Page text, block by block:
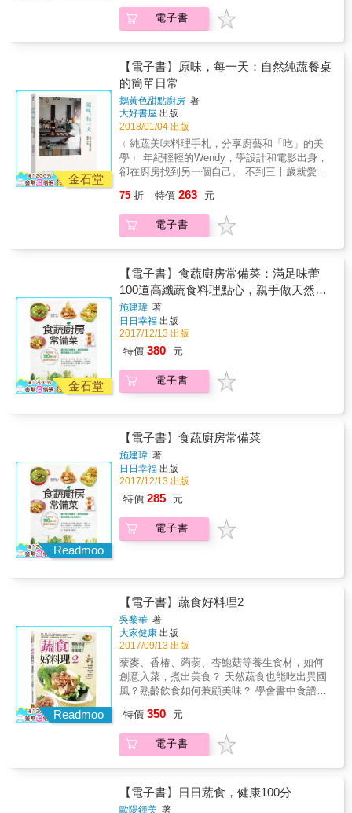
深厚或更清爽。 ．以3萬筆以上的對味關係
&mdash;&mdash;從絕對要試的「天作之合」
（只占所有風味搭配的1-2%），到高度推薦、
發展自己的食譜及廚藝。 ．優遊於全美大廚寶
貴的烹飪祕訣、思考以及私房菜。 ．認識蔬食
的健康價值，各種蔬食運動背後的精神及重要
人物的思維，理解蔬食何以成為當前潮流。 若
你或你的顧客仍對蔬食感到遲疑，本書也提供
最接近特定肉食的植物性食材或風味組合。 我
們不必完全捨棄肉食，不論是加入週一無肉日
或增加每一餐中蔬食的比例，都別讓肉食限制
主題來設計菜單，從前菜、主餐、甜點到飲
料，都必須以這款蔬果為主角，尤其是主餐，
若要搭配肉類或海鮮，也不能讓它們喧賓奪
者寫成，而是一本以「如何讓蔬果成為餐點主
角而非配角」為主旨的著作。曾獲英國AA
Rosette Award for culinary excellence三星殊
榮，重視食材自然原味的主廚布林，主張提味
而非調味，在蔬果主題分享晚宴上，他為客人
們端上的，是如牛排般口感厚實多汁的蕈菇、
如鴨腿般豐滿溫潤的油封胡蘿蔔、滋味與辣椒
烏賊超搭的炙燒小黃瓜、用番茄橄欖醬的酸甜
配蜂巢冰淇淋&hellip;等。客人們吃到天然質樸
的好滋味，味覺獲得釋放，紛紛開始交流、談
論彼此對於蔬食的新想法。越來越多人在餐會
上體會到當季蔬果的真實與美好，這正是布林
多高超，而是在宣揚對蔬果食材熱愛、尊重、
關懷與珍惜的原味主義。 & 「待在家時，我喜
歡拿一根韭蔥切碎後直接以奶油翻炒，加點鹽
巴和胡椒調味，或是一點咖哩粉（這確實能導
出更多風味），這樣就是一道非常棒的配菜。
嫩韭蔥快炒是最棒的調理方式：挑整過後直接
放入以蔬菜油或芝麻油燒熱的炒鍋內，加上一
點醬油，你就有了最完美的韭蔥料理。」布林
再將韭蔥加蛋，兩種普通食材放在一起，就變
出一道法國名菜--韭蔥蛋沙拉！「這道菜只需用
到韭蔥的白色和翠綠色部分，深綠的葉尖可以
的蔬菜，就好比處理最嫩的牛肉部位一樣。 &
本書教你如何把蔥韭、洋蔥、西洋芹、胡蘿
蔔、蘆筍、萵苣、高麗菜、花椰菜、小黃瓜、
四季豆、豌豆、甜玉米、馬鈴薯、南瓜、蕃茄
等32種家常食材，變身105道新潮流創意料理。
的知識剖析及烹飪教學示範，提倡創新蔬食概
念與生活風格，追求飲食美感。不只強調健
果食材，分別撰述其生長特性、風味特徵、最
適合的採收、挑選、處理、儲存與烹飪方式，
並進一步示範食譜實作，根據其色、香、味等
條件，列舉出最適合的食材搭配方式。 3. 收錄
105道以蔬食為主角的食譜，包括作者自營餐廳
之人氣名菜、主題餐會特選、家傳私房料理、
廚藝生涯所學，及自行研發之創意佳餚，包含
前菜、小菜、主餐、甜點、飲料與佐醬，種類
多元，菜色豐富。
的蔬果料理做出變化和極致美味？ Wendy大方
公開多年來鑽研純素甜點製作和中西式餐飲的
你做出一道道美味不打折、口感豐盈、喚醒味
覺的自然純蔬料理。 ◎蔬食新生活，無蛋無奶
的純植物料理一樣好吃！ 照顧好生活中的每件
小事，就從「飲食」開始！對食物充滿愛和情
感的Wendy，與另一半Sean於2013年起攜手創
立「鵝黃色甜點廚房」飲食工作室。因為工作
和興趣，夫妻倆成天在廚房裡來回穿梭，對食
材的熟稔應用，以及不輕易丟棄的態度，反而
創造了更多令人意想不到的驚喜。 無蛋無奶，
怎麼做甜點？純植物飲食如何吃出細緻品味與
角；而純素甜點的核心價值，是讓美味更直接
簡單。」本書顛覆對蔬果餐食不夠好吃、變化
不夠豐富的印象，教你從常備食材及烹調方法
營養的蔬菜高湯、選用「有生命的油」
&hellip;&hellip;創意變化出植物性飲食的美妙新
風味：以地瓜葉做煎餅、紫地瓜做薄餅、用紅
藜製成可樂餅、以菠菜和燕麥做成鹹馬芬，還
有慕斯口感的純素檸檬塔&hellip;&hellip;捨棄了
蛋和奶油，味蕾卻更有驚喜體驗。 ＊豆腐脫水
飯、義大利麵上，十分對味。 ＊孜然、芫荽
籽、葛縷子以小火炒香，研磨至質地均勻呈粉
有起司和堅果味，搭配南瓜籽和葵花籽獨特的
鮮味，適合用來製作需要淡淡發酵味的佐料。
＊不想攝取過多糖分，就加入桂圓、柿乾、葡
萄乾來取代，營養又增添香氣。 ＊一般甜飲熱
量破表，來一杯自然甘甜的深焙糙米茶，在家
享受細火慢炒的樂趣。 ＊有感冒前兆，喝一碗
蘋果葛根湯，幫助你恢復滿滿元氣。 全書收錄
76道中西式常備食譜，結合中華料理的豪邁闊
氣，日式飯糰與味噌湯的小家碧玉，西式鬆
餅、司康和鹹派的細膩調味&hellip;&hellip;包含
你知道燙完鮮嫩豆子的水有多甘甜？紅蘿蔔蒂
頭、南瓜籽、蘋果芯、粗菜梗，也大有妙用？
在追求速成、簡便的同時，往往忽略了生活中
一些細節和小樂趣。Wendy以細膩的散文筆
調，分享二十餘篇抒情札記，娓娓說來每道料
理的製作靈感、配方調味及簡約生活的日常觀
想，進而探討人與食物的種種連結，提倡吃
常飲食美學的生活實踐，喚起人們對自然飲
生活追求，透過本書，看廚房裡細緻的料理
人，如何深愛著餐桌上的每一樣食材，細品菜
蔬清甜、細看菜葉瓜果入鍋烹煮的沸沸揚揚、
曼妙變化&hellip;&hellip;Wendy以有情有愛的眼
光和一雙巧手，分享用心料理、細緻過生活的
電子書
金石堂
【電子書】原味，每一天：自然純蔬餐桌
的簡單日常
鵝黃色甜點廚房 著
大好書屋 出版
2018/01/04 出版
﹛純蔬美味料理手札，分享廚藝和「吃」的美
學﹜ 年紀輕輕的Wendy，學設計和電影出身，
卻在廚房找到另一個自己。 不到三十歲就愛上
康」，單純是追求好吃而已。 如何將無蛋無奶
的蔬果料理做出變化和極致美味？ Wendy大方
公開多年來鑽研純素甜點製作和中西式餐飲的
你做出一道道美味不打折、口感豐盈、喚醒味
覺的自然純蔬料理。 ◎蔬食新生活，無蛋無奶
的純植物料理一樣好吃！ 照顧好生活中的每件
小事，就從「飲食」開始！對食物充滿愛和情
感的Wendy，與另一半Sean於2013年起攜手創
立「鵝黃色甜點廚房」飲食工作室。因為工作
和興趣，夫妻倆成天在廚房裡來回穿梭，對食
材的熟稔應用，以及不輕易丟棄的態度，反而
創造了更多令人意想不到的驚喜。 無蛋無奶，
健康？Wendy說：「食材永遠是餐盤上的主
簡單。」本書顛覆對蔬果餐食不夠好吃、變化
不夠豐富的印象，教你從常備食材及烹調方法
開始，進而自製植物乳品與香料粉、熬煮鮮甜
營養的蔬菜高湯、選用「有生命的油」
&hellip;&hellip;創意變化出植物性飲食的美妙新
藜製成可樂餅、以菠菜和燕麥做成鹹馬芬，還
有慕斯口感的純素檸檬塔&hellip;&hellip;捨棄了
飯、義大利麵上，十分對味。 ＊孜然、芫荽
籽、葛縷子以小火炒香，研磨至質地均勻呈粉
末狀，就是百搭的香料鹽。 ＊營養酵母嘗起來
有起司和堅果味，搭配南瓜籽和葵花籽獨特的
鮮味，適合用來製作需要淡淡發酵味的佐料。
＊不想攝取過多糖分，就加入桂圓、柿乾、葡
萄乾來取代，營養又增添香氣。 ＊一般甜飲熱
量破表，來一杯自然甘甜的深焙糙米茶，在家
享受細火慢炒的樂趣。 ＊有感冒前兆，喝一碗
蘋果葛根湯，幫助你恢復滿滿元氣。 全書收錄
氣，日式飯糰與味噌湯的小家碧玉，西式鬆
餅、司康和鹹派的細膩調味&hellip;&hellip;包含
正餐、甜點零食、風味飲品，滿足一日三餐、
簡單有味的餐桌日常，飲食美學就在生活中！
你知道燙完鮮嫩豆子的水有多甘甜？紅蘿蔔蒂
75 折 特價 263 元
電子書
金石堂
【電子書】食蔬廚房常備菜：滿足味蕾
100道高纖蔬食料理點心，親手做天然素
料、醬料與高湯，餐餐遠離人工添加物！
施建瑋 著
日日幸福 出版
2017/12/13 出版
特價 380 元
電子書
Readmoo
【電子書】食蔬廚房常備菜
施建瑋 著
日日幸福 出版
2017/12/13 出版
特價 285 元
電子書
Readmoo
【電子書】蔬食好料理2
吳黎華 著
大家健康 出版
2017/09/13 出版
藜麥、香椿、蒟蒻、杏鮑菇等養生食材，如何
創意入菜，煮出美食？ 天然蔬食也能吃出異國
風？熟齡飲食如何兼顧美味？ 學會書中食譜，
★本書為2015年暢銷書《蔬食好料理》的姊妹
作，第一本練基本功，這本學如何創意搭配養
生食材！ 本書特色 ◎本書結合最熱門的健康養
食譜，透過創意的料理，多元變化，吃到營
養。 ◎樂齡族，該如何吃進營養？本書選擇富
特價 350 元
電子書
【電子書】日日蔬食，健康100分
歐陽鍾美 著